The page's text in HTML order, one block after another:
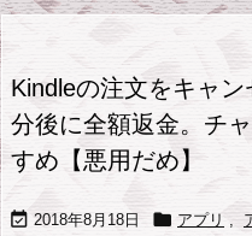
Kindleの注文をキャ
分後に全額返金。チ
すめ【悪用だめ】
 2018年8月18日  アプリ ,